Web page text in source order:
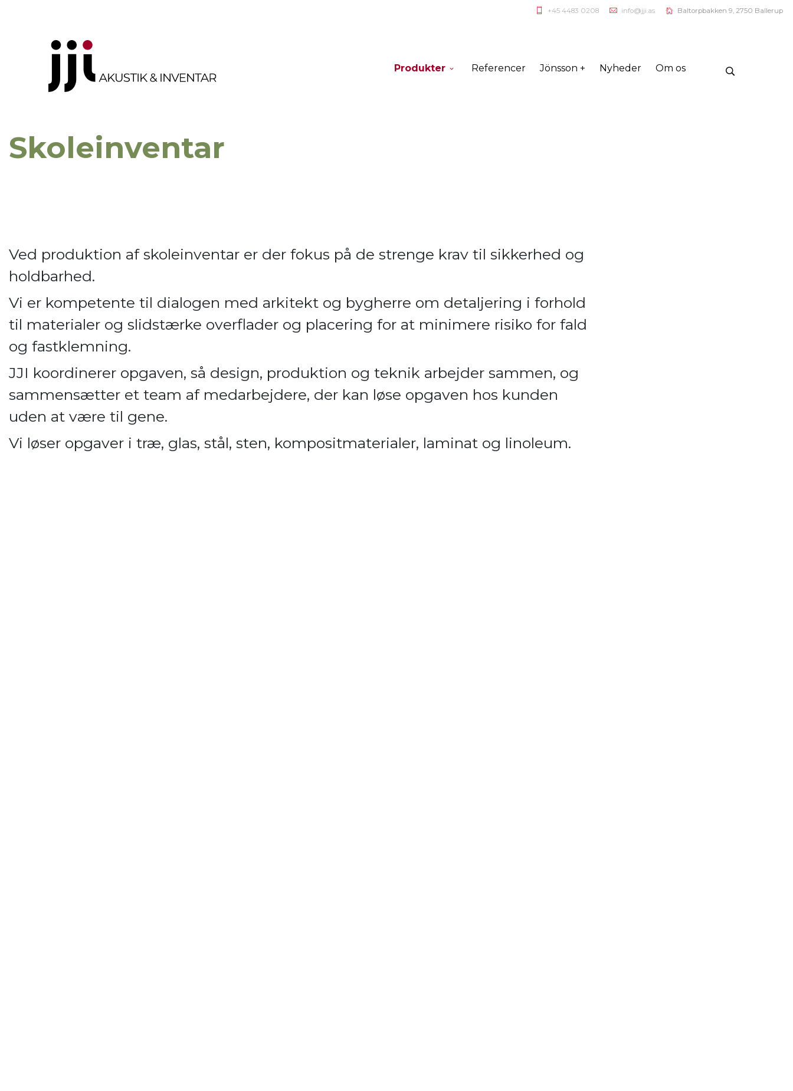
+45 4483 0208 info@jji.as Baltorpbakken 9, 2750 Ballerup
Produkter Referencer Jönsson + Nyheder Om os
Skoleinventar
Ved produktion af skoleinventar er der fokus på de strenge krav til sikkerhed og
holdbarhed.
Vi er kompetente til dialogen med arkitekt og bygherre om detaljering i forhold
til materialer og slidstærke overflader og placering for at minimere risiko for fald
og fastklemning.
JJI koordinerer opgaven, så design, produktion og teknik arbejder sammen, og
sammensætter et team af medarbejdere, der kan løse opgaven hos kunden
uden at være til gene.
Vi løser opgaver i træ, glas, stål, sten, kompositmaterialer, laminat og linoleum.